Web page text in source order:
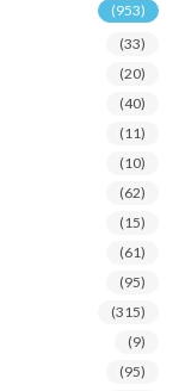
(953)
(33)
(20)
(40)
(11)
(10)
(62)
(15)
(61)
(95)
(315)
(9)
(95)